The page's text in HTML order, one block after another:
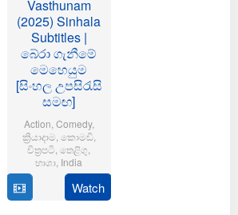
Vasthunam
(2025) Sinhala
Subtitles |
බේරා ගැනීමේ
මෙහෙයුම
[සිංහල උපසිරැසි
සමඟ]
Action Comedy,
ක්‍රියාදාම කොමඩි,
චිත්‍රපටි ,තෙළිගු
භාශා India
Jan
Anil
Ravipudi
Watch